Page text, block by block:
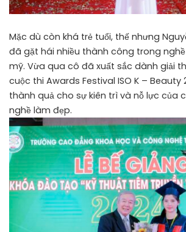
Mặc dù còn khá trẻ tuổi, thế nhưng
đã gặt hái nhiều thành công trong
mỹ. Vừa qua cô đã xuất sắc dành giải
cuộc thi Awards Festival ISO K – Beauty
thành quả cho sự kiên trì và nỗ lực của
nghề làm đẹp.